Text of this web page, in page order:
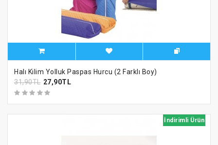
Halı Kilim Yolluk Paspas Hurcu (2 Farklı Boy)
31,90TL 27,90TL
İndirimli Ürün